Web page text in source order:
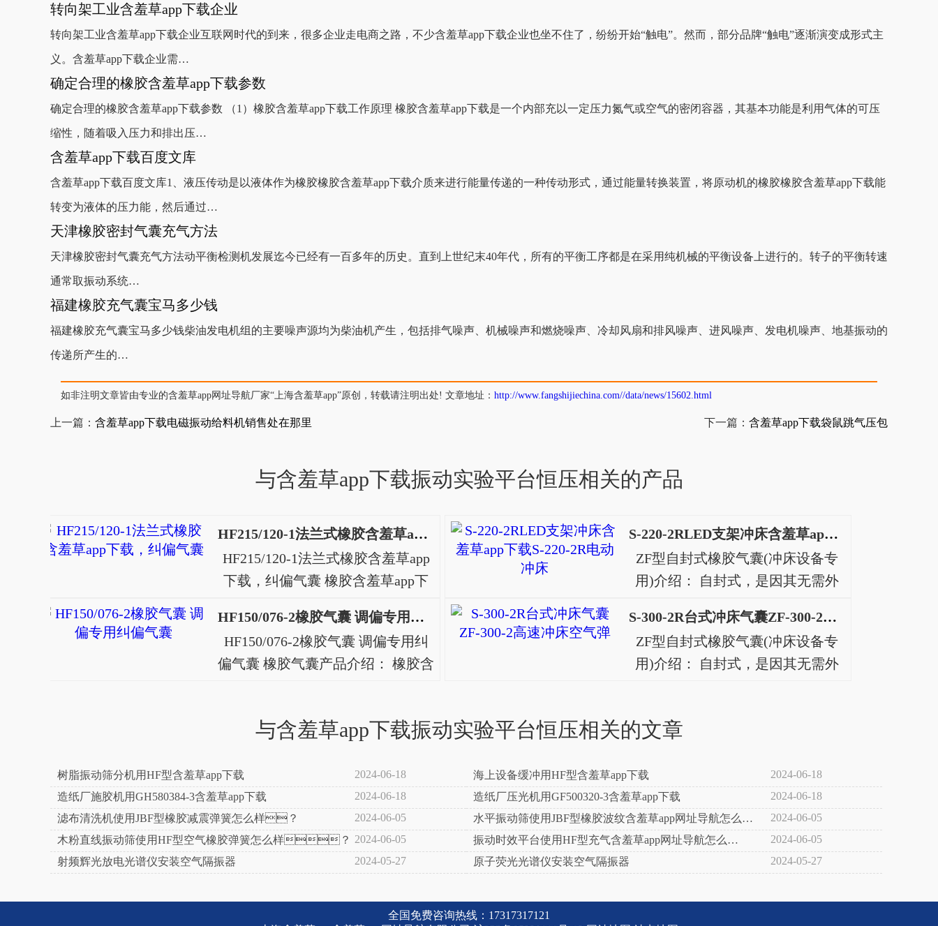
转向架工业含羞草app下载企业
转向架工业含羞草app下载企业互联网时代的到来，很多企业走电商之路，不少含羞草app下载企业也坐不住了，纷纷开始“触电”。然而，部分品牌“触电”逐渐演变成形式主
义。含羞草app下载企业需…
确定合理的橡胶含羞草app下载参数
确定合理的橡胶含羞草app下载参数 （1）橡胶含羞草app下载工作原理 橡胶含羞草app下载是一个内部充以一定压力氮气或空气的密闭容器，其基本功能是利用气体的可压
缩性，随着吸入压力和排出压…
含羞草app下载百度文库
含羞草app下载百度文库1、液压传动是以液体作为橡胶橡胶含羞草app下载介质来进行能量传递的一种传动形式，通过能量转换装置，将原动机的橡胶橡胶含羞草app下载能
转变为液体的压力能，然后通过…
天津橡胶密封气囊充气方法
天津橡胶密封气囊充气方法动平衡检测机发展迄今已经有一百多年的历史。直到上世纪末40年代，所有的平衡工序都是在采用纯机械的平衡设备上进行的。转子的平衡转速
通常取振动系统…
福建橡胶充气囊宝马多少钱
福建橡胶充气囊宝马多少钱柴油发电机组的主要噪声源均为柴油机产生，包括排气噪声、机械噪声和燃烧噪声、冷却风扇和排风噪声、进风噪声、发电机噪声、地基振动的
传递所产生的…
如非注明文章皆由专业的含羞草app网址导航厂家“上海含羞草app”原创，转载请注明出处! 文章地址： http://www.fangshijiechina.com//data/news/15602.html
上一篇： 含羞草app下载电磁振动给料机销售处在那里 下一篇： 含羞草app下载袋鼠跳气压包
与含羞草app下载振动实验平台恒压相关的产品
HF215/120-1法兰式橡胶含羞草app下载，纠偏气囊
HF215/120-1法兰式橡胶含羞草app
下载，纠偏气囊 橡胶含羞草app下
是一种由橡胶、网线贴合成的曲形
胶囊，俗称橡胶气囊、橡胶含羞草
app下载、橡胶皮囊、橡胶气胎、波
S-220-2RLED支架冲床含羞草app下载S-220-2R电动冲床
ZF型自封式橡胶气囊(冲床设备专
用)介绍： 自封式，是因其无需外
层做补强处理的橡胶曲囊①在使用
时，将防止膨胀的钢制(镀锌)腰环
②嵌在其中。③盖..
HF150/076-2橡胶气囊 调偏专用纠偏气囊
HF150/076-2橡胶气囊 调偏专用纠
偏气囊 橡胶气囊产品介绍： 橡胶含
橡胶含羞草app下载、橡胶皮囊、橡
S-300-2R台式冲床气囊ZF-300-2高速冲床空气弹
ZF型自封式橡胶气囊(冲床设备专
用)介绍： 自封式，是因其无需外
时，将防止膨胀的钢制(镀锌)腰环
与含羞草app下载振动实验平台恒压相关的文章
树脂振动筛分机用HF型含羞草app下载 2024-06-18 海上设备缓冲用HF型含羞草app下载
2024-06-18
造纸厂施胶机用GH580384-3含羞草app下载
2024-06-18 造纸厂压光机用GF500320-3含羞草app下载
2024-06-18
滤布清洗机使用JBF型橡胶减震弹簧怎么样？
2024-06-05
水平振动筛使用JBF型橡胶波纹含羞草app网址导航怎么
样？
2024-06-05
木粉直线振动筛使用HF型空气橡胶弹簧怎么样？ 2024-06-05
振动时效平台使用HF型充气含羞草app网址导航怎么
样？
2024-06-05
射频辉光放电光谱仪安装空气隔振器
2024-05-27 原子荧光光谱仪安装空气隔振器 2024-05-27
全国免费咨询热线：17317317121